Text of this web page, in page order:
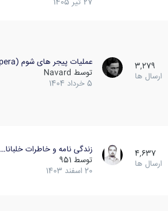
3,279
ارسال ها
عملیات پیجر های شوم (Opera…
توسط Navard
5 خرداد 1404
4,637
ارسال ها
زندگی نامه و خاطرات خلبانا…
توسط 951
20 اسفند 1403